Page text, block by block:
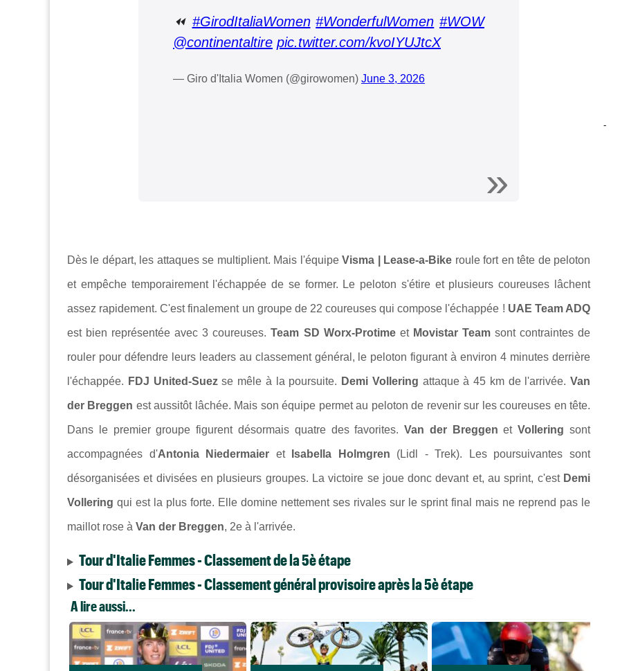
⏪ #GirodItaliaWomen #WonderfulWomen #WOW
@continentaltire pic.twitter.com/kvoIYUJtcX
— Giro d'Italia Women (@girowomen) June 3, 2026
Dès le départ, les attaques se multiplient. Mais l'équipeVisma | Lease-a-Bike roule fort en tête de peloton
et empêche temporairement l'échappée de se former. Le peloton s'étire et plusieurs coureuses lâchent
assez rapidement. C'est finalement un groupe de 22 coureuses qui compose l'échappée ! UAE Team ADQ
est bien représentée avec 3 coureuses. Team SD Worx-Protime et Movistar Teamsont contraintes de
rouler pour défendre leurs leaders au classement général, le peloton figurant à environ 4 minutes derrière
l'échappée. FDJ United-Suezse mêle à la poursuite. Demi Vollering attaque à 45 km de l'arrivée. Van
der Breggen est aussitôt lâchée. Mais son équipe permet au peloton de revenir sur les coureuses en tête.
Dans le premier groupe figurent désormais quatre des favorites.Van der Breggen etVolleringsont
accompagnées d'Antonia Niedermaier et Isabella Holmgren (Lidl - Trek). Les poursuivantes sont
désorganisées et divisées en plusieurs groupes. La victoire se joue donc devant et, au sprint, c'est Demi
Vollering qui est la plus forte. Elle domine nettement ses rivales sur le sprint final mais ne reprend pas le
maillot rose à Van der Breggen, 2e à l'arrivée.
Tour d'Italie Femmes - Classement de la 5è étape
Tour d'Italie Femmes - Classement général provisoire après la 5è étape
A lire aussi...
-